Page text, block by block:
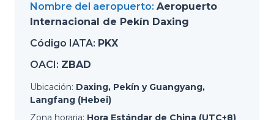
Nombre del aeropuerto: Aeropuerto
Internacional de Pekín Daxing
Código IATA: PKX
OACI: ZBAD
Ubicación: Daxing, Pekín y Guangyang,
Langfang (Hebei)
Zona horaria: Hora Estándar de China (UTC+8)